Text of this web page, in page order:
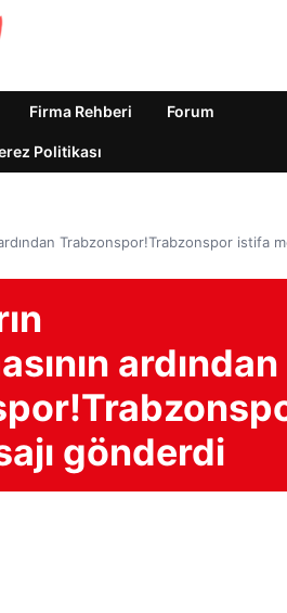
Firma Rehberi Forum
Politikası
ardından Trabzonspor!Trabzonspor istifa
ardından
gönderdi